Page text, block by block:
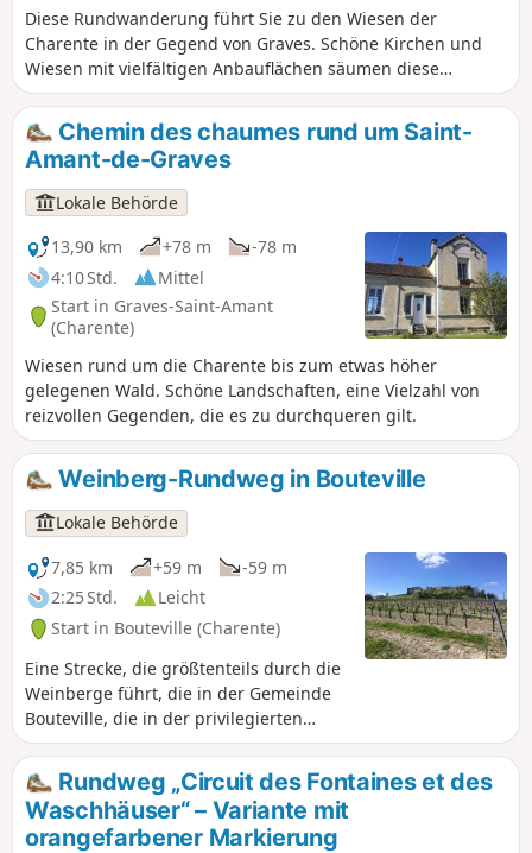
Diese Rundwanderung führt Sie zu den Wiesen der
Charente in der Gegend von Graves. Schöne Kirchen und
Wiesen mit vielfältigen Anbauflächen säumen diese
reizvolle Wanderung.
Chemin des chaumes rund um Saint-
Amant-de-Graves
Lokale Behörde
13,90 km
+78 m
-78 m
4:10 Std.
Mittel
Start in Graves-Saint-Amant
(Charente)
Wiesen rund um die Charente bis zum etwas höher
gelegenen Wald. Schöne Landschaften, eine Vielzahl von
reizvollen Gegenden, die es zu durchqueren gilt.
Weinberg-Rundweg in Bouteville
Lokale Behörde
7,85 km
+59 m
-59 m
2:25 Std.
Leicht
Start in Bouteville (Charente)
Eine Strecke, die größtenteils durch die
Weinberge führt, die in der Gemeinde
Bouteville, die in der privilegierten
Region Grande Champagne des Pays de
Cognac liegt, allgegenwärtig sind. Fast
alle Winzer von Bouteville sind auch
„Schnapsbrenner“.
Rundweg „Circuit des Fontaines et des
Waschhäuser“ – Variante mit
orangefarbener Markierung